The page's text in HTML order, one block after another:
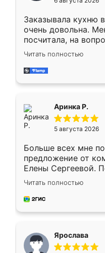
мебели буду
Заказывала кухню
очень довольна.
посчитала, на
Замерщик приехал
делу со всей
за день, ребята
Читать полностью
Аринка Р.
5 августа 2026
Больше всех мне
предложение от
Елены Сергеевой.
короткие сроки
для замера
предложил по
Читать полностью
Ярослава